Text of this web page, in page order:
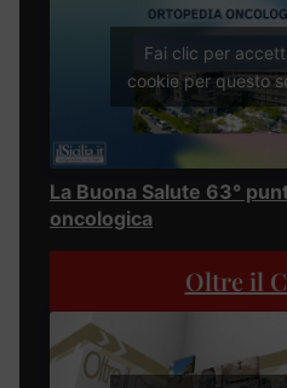
Fai clic per
cookie per questo
La Buona Salute 63°
oncologica
Oltre il